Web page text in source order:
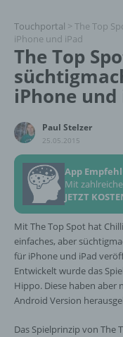
Touchportal > The Top
iPhone und iPad
The Top
iPhone und
Paul Stelzer
25.05.2015
App
Mit
JETZT
Mit The Top Spot hat
einfaches, aber
für iPhone und iPad
Entwickelt wurde das
Hippo. Diese haben aber
Android Version
Das Spielprinzip von The